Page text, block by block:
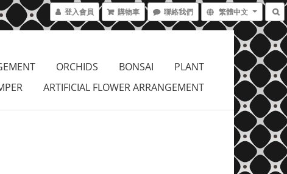
登入會員 購物車 聯絡我們 繁體中文
ORCHIDS BONSAI
PLANT
ARTIFICIAL FLOWER ARRANGEMENT